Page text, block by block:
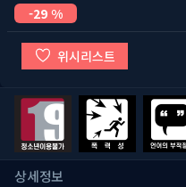
29 %
위시리스트
상세정보